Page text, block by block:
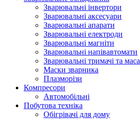
Зварювальні інвертори
Зварювальні аксесуари
Зварювальні апарати
Зварювальні електроди
Зварювальні магніти
Зварювальні напівавтомати
Зварювальні тримачі та маса
Маски зварника
Плазморізи
Компресори
Автомобільні
Побутова техніка
Обігрівачі для дому